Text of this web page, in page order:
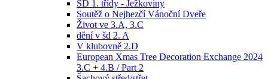
ŠD 1. třídy - Ježkoviny
Soutěž o Nejhezčí Vánoční Dveře
Život ve 3.A, 3.C
dění v šd 2. A
V klubovně 2.D
European Xmas Tree Decoration Exchange 2024
3.C + 4.B / Part 2